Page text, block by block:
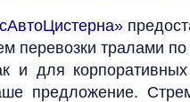
перевозки тралами
и для
предложение.